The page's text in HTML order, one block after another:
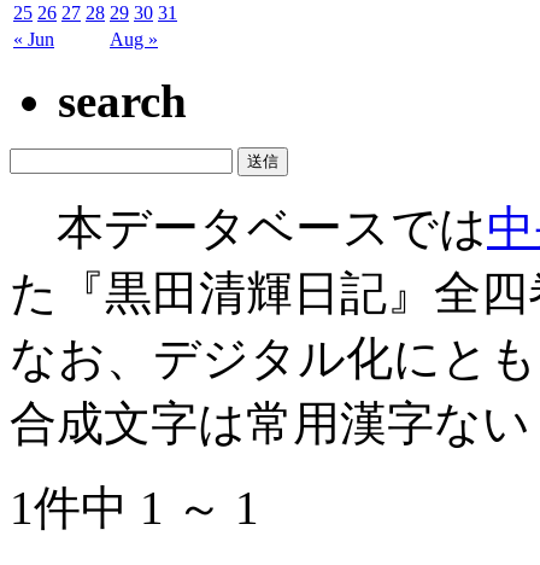
« Jun Aug »
25 26 27 28 29 30 31
search
本データベースでは
た『黒田清輝日記』全
なお、デジタル化にと
合成文字は常用漢字な
1件中 1 ～ 1